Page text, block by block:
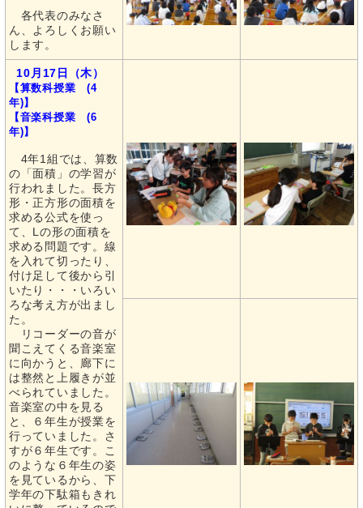
各代表のみなさ
ん、よろしくお願い
します。
10月17日（木）
【算数科授業 (4
年)】
【音楽科授業 (6
年)】
4年1組では、算数
の「面積」の学習が
行われました。長方
形・正方形の面積を
求める公式を使っ
て、Lの形の面積を
求める問題です。線
を入れて切ったり、
付け足して後から引
いたり・・・いろい
ろな考え方が出まし
た。
リコーダーの音が
聞こえてくる音楽室
に向かうと、廊下に
は整然と上履きが並
べられていました。
音楽室の中を見る
と、６年生が授業を
行っていました。さ
すが６年生です。こ
のような６年生の姿
を見ているから、下
学年の下駄箱もきれ